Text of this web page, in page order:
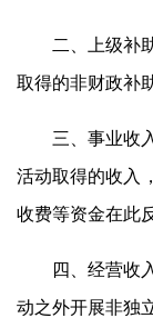
二、上级补
取得的非财政补
三、事业收
活动取得的收入
收费等资金在此
四、经营收
动之外开展非独